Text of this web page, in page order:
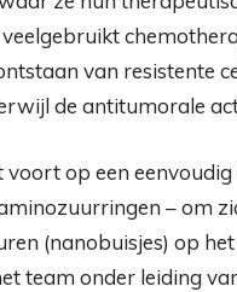
​​van resistente
de antitumorale
op een
– om
(nanobuisjes) op
team onder leiding